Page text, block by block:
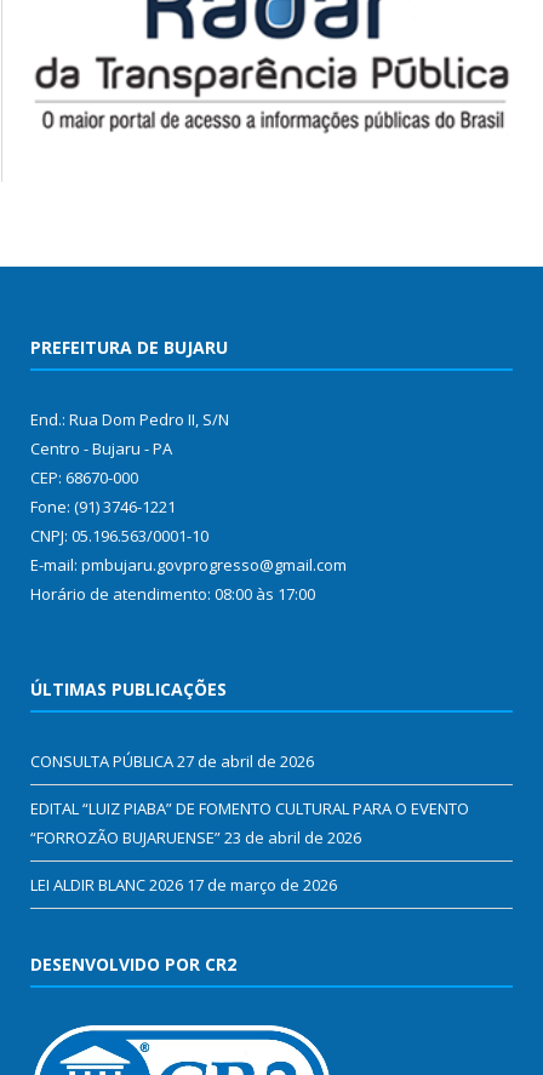
PREFEITURA DE BUJARU
End.: Rua Dom Pedro II, S/N
Centro - Bujaru - PA
CEP: 68670-000
Fone: (91) 3746-1221
CNPJ: 05.196.563/0001-10
E-mail: pmbujaru.govprogresso@gmail.com
Horário de atendimento: 08:00 às 17:00
ÚLTIMAS PUBLICAÇÕES
CONSULTA PÚBLICA27 de abril de 2026
EDITAL “LUIZ PIABA” DE FOMENTO CULTURAL PARA O EVENTO
“FORROZÃO BUJARUENSE”23 de abril de 2026
LEI ALDIR BLANC 2026 17 de março de 2026
DESENVOLVIDO POR CR2